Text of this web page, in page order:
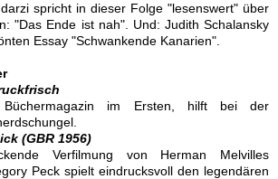
spricht in dieser Folge "lesenswert" über
"Das Ende ist nah". Und: Judith Schalansky
Essay "Schwankende Kanarien".
Büchermagazin im Ersten, hilft bei der
(GBR 1956)
Verfilmung von Herman Melvilles
Peck spielt eindrucksvoll den legendären